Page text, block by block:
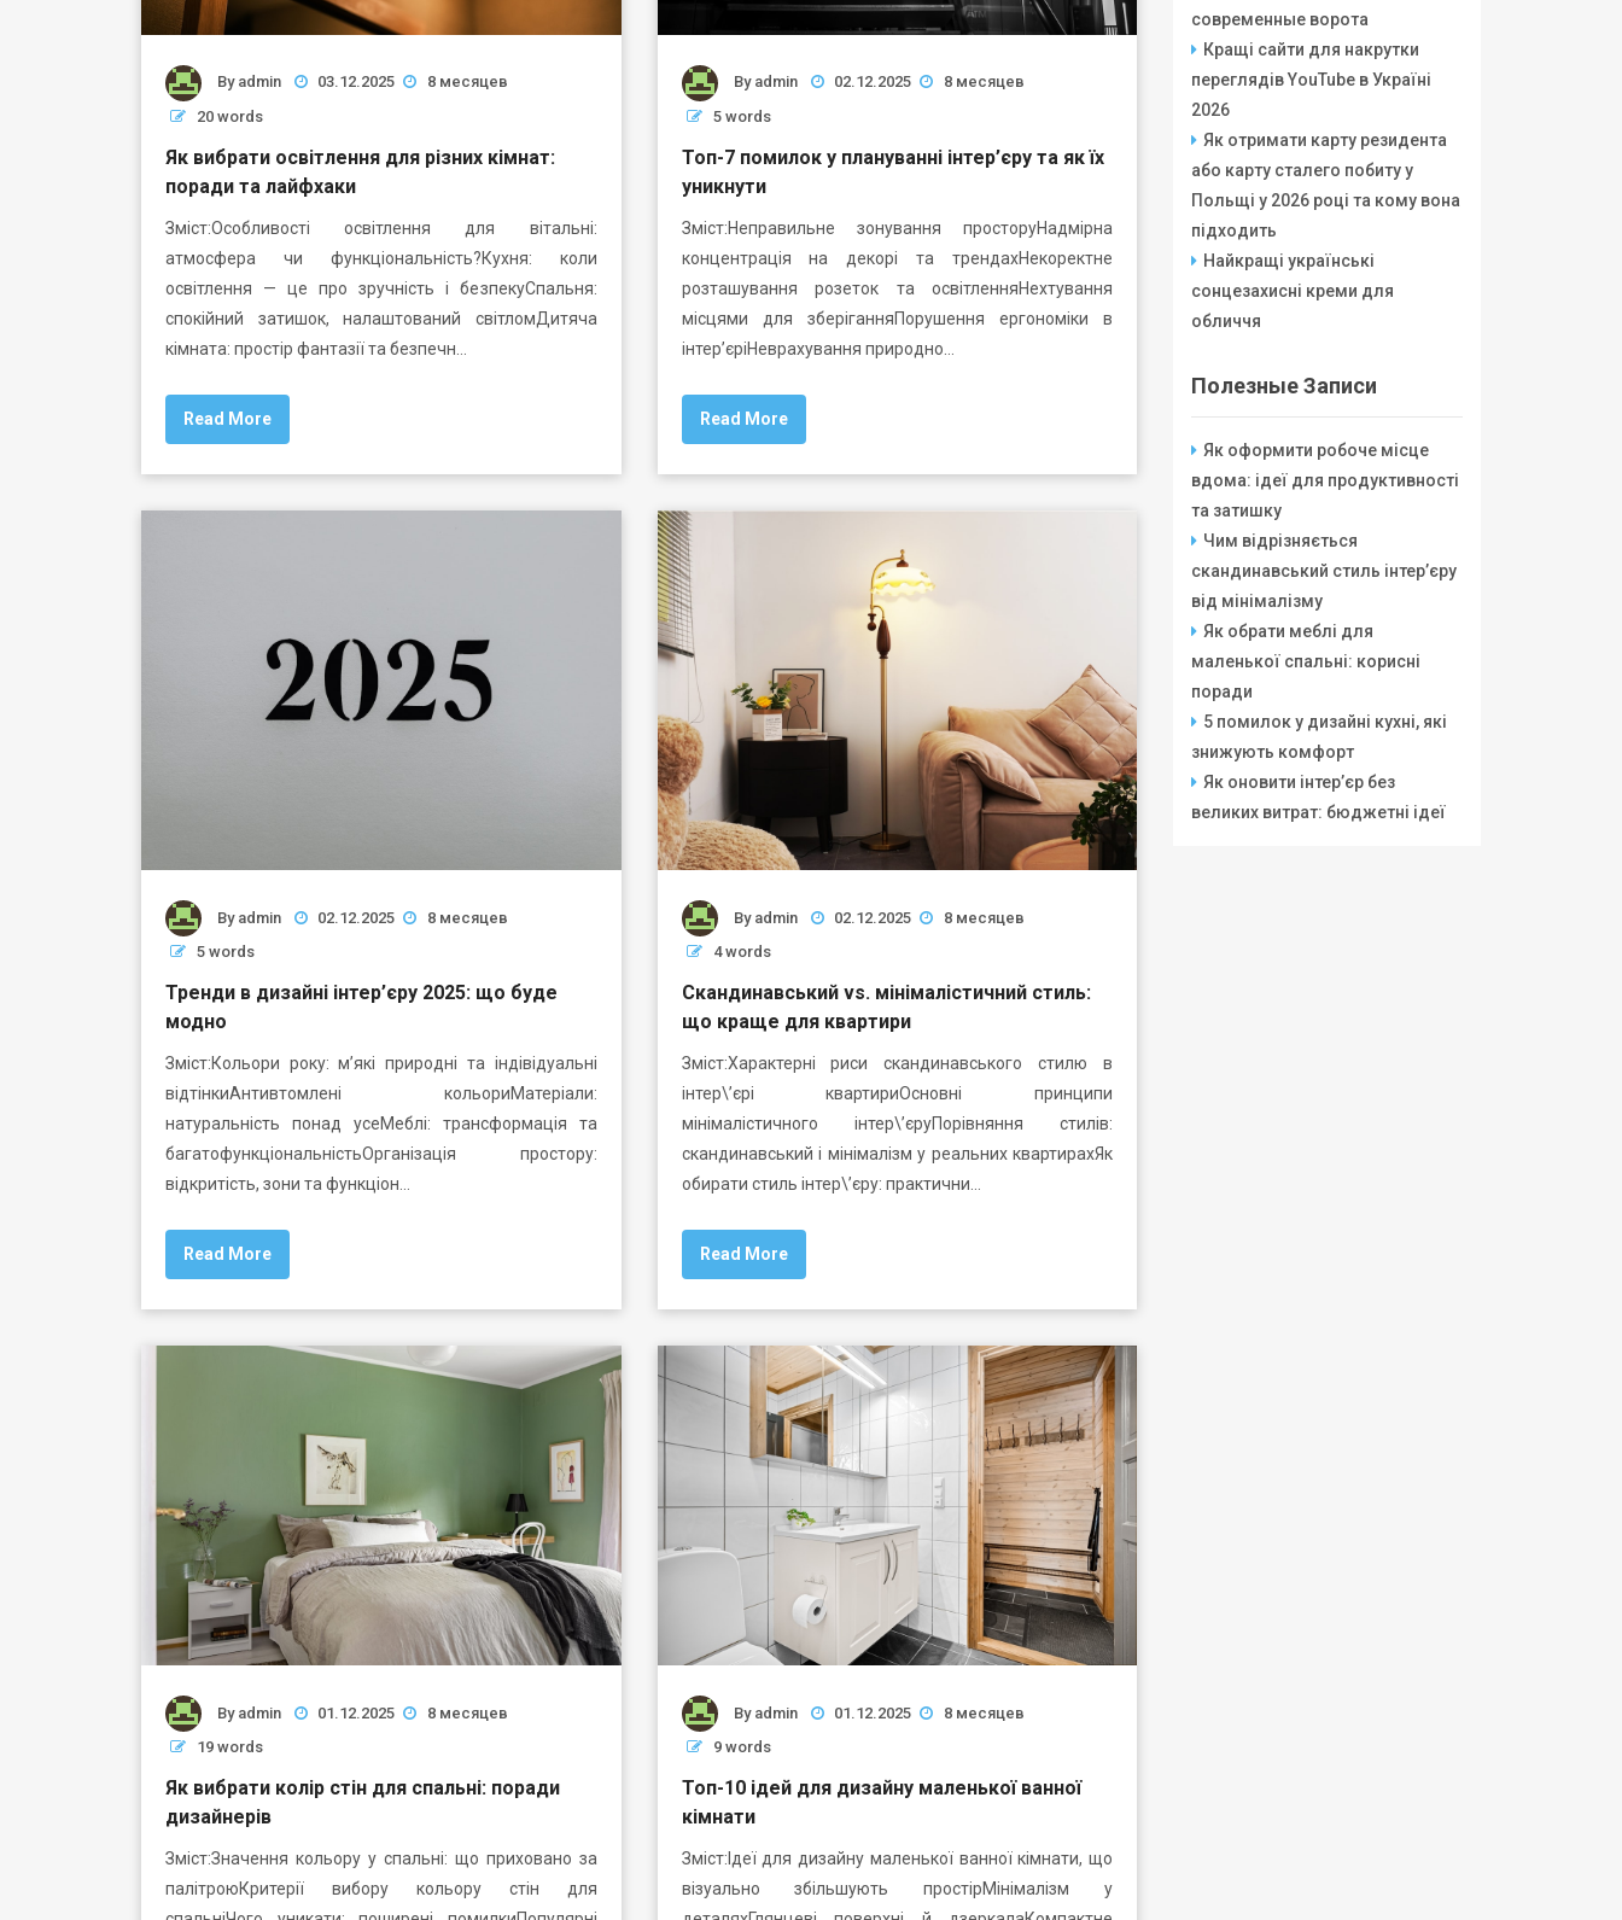
By admin 03.12.2025
8 месяцев
20 words
Як вибрати освітлення для різних кімнат:
поради та лайфхаки
Зміст:Особливості освітлення для вітальні:
атмосфера чи функціональність?Кухня: коли
освітлення — це про зручність і безпекуСпальня:
спокійний затишок, налаштований світломДитяча
кімната: простір фантазії та безпечн…
Read More
By admin 02.12.2025
8 месяцев
5 words
Топ-7 помилок у плануванні інтер’єру та як їх
уникнути
Зміст:Неправильне зонування просторуНадмірна
концентрація на декорі та трендахНекоректне
розташування розеток та освітленняНехтування
місцями для зберіганняПорушення ергономіки в
інтер’єріНеврахування природно…
Read More
By admin 02.12.2025
8 месяцев
5 words
Тренди в дизайні інтер’єру 2025: що буде
модно
Зміст:Кольори року: м’які природні та індівідуальні
відтінкиАнтивтомлені кольориМатеріали:
натуральність понад усеМеблі: трансформація та
багатофункціональністьОрганізація простору:
відкритість, зони та функціон…
Read More
By admin 02.12.2025
8 месяцев
4 words
Скандинавський vs. мінімалістичний стиль:
що краще для квартири
Зміст:Характерні риси скандинавського стилю в
інтер\’єрі квартириОсновні принципи
мінімалістичного інтер\’єруПорівняння стилів:
скандинавський і мінімалізм у реальних квартирахЯк
обирати стиль інтер\’єру: практични…
Read More
By admin 01.12.2025
8 месяцев
19 words
Як вибрати колір стін для спальні: поради
дизайнерів
Зміст:Значення кольору у спальні: що приховано за
палітроюКритерії вибору кольору стін для
By admin 01.12.2025
8 месяцев
9 words
Топ-10 ідей для дизайну маленької ванної
кімнати
Зміст:Ідеї для дизайну маленької ванної кімнати, що
візуально збільшують простірМінімалізм у
современные ворота
Кращі сайти для накрутки
переглядів YouTube в Україні
2026
Як отримати карту резидента
або карту сталего побиту у
Польщі у 2026 році та кому вона
підходить
Найкращі українські
сонцезахисні креми для
обличчя
Полезные Записи
Як оформити робоче місце
вдома: ідеї для продуктивності
та затишку
Чим відрізняється
скандинавський стиль інтер’єру
від мінімалізму
Як обрати меблі для
маленької спальні: корисні
поради
5 помилок у дизайні кухні, які
знижують комфорт
Як оновити інтер’єр без
великих витрат: бюджетні ідеї